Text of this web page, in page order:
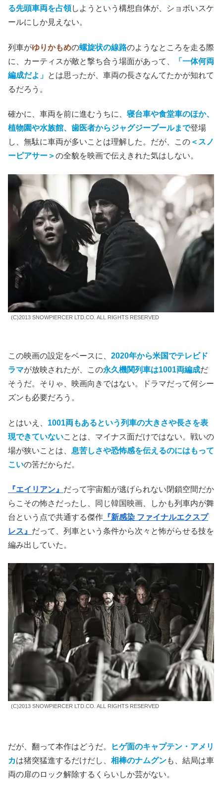
(C)2013 SNOWPIERCER LTD.CO. ALL RIGHTS RESERVED
列車の狭さを活かせていない
私の想像力が及ばなかったのかもしれないが、最後尾車両
から一つずつ前の車両に戦線を進めていき、エンジンのあ
る先頭車両を占領しようという構想自体が、ショボいスケ
ールにしか見えない。
列車が ゆりかもめの 螺旋状の線路 のようなところを走る際
に、カーティスが敵と撃ち合う場面があって、
「一体何両
編成だよ」とは思ったが、車両の長さなんてたかが知れて
るだろう。
確かに、車両を前に進むうちに、
寝台車や食堂車のほか、
植物園や水族館、歯医者からジャグジープールまで
登場
し、無駄に車両が多いことは理解した。だが、この
ーピアサー＞
の全貌を映画で伝えきれた気はしない。
(C)2013 SNOWPIERCER LTD.CO. ALL RIGHTS RESERVED
この映画の設定をベースに、2020年から米国でテレビド
ラマ が放映されたが、この 永久機関列車は1001両編成だ
そうだ。そりゃ、映画向きではない。ドラマだって何シー
ズンも必要だろう。
現できていないことは、マイナス面だけではない。戦いの
場が狭いことは、息苦しさや恐怖感を伝えるのにはもって
こい の筈だからだ。
『エイリアン』
だって宇宙船が逃げられない閉鎖空間だか
らこその怖さだったし、同じ韓国映画、しかも列車内が舞
台という点で共通する傑作『新感染 ファイナルエクスプ
レス』
だって、列車という条件から次々と怖がらせる技を
編み出していた。